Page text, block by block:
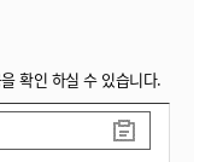
확인 하실 수 있습니다.